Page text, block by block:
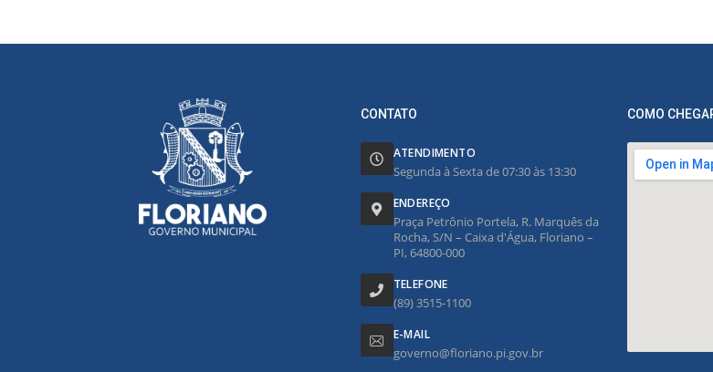
CONTATO
ATENDIMENTO
Segunda à Sexta de 07:30 às 13:30
ENDEREÇO
Praça Petrônio Portela, R. Marquês da
Rocha, S/N – Caixa d'Água, Floriano –
PI, 64800-000
TELEFONE
(89) 3515-1100
E-MAIL
governo@floriano.pi.gov.br
COMO